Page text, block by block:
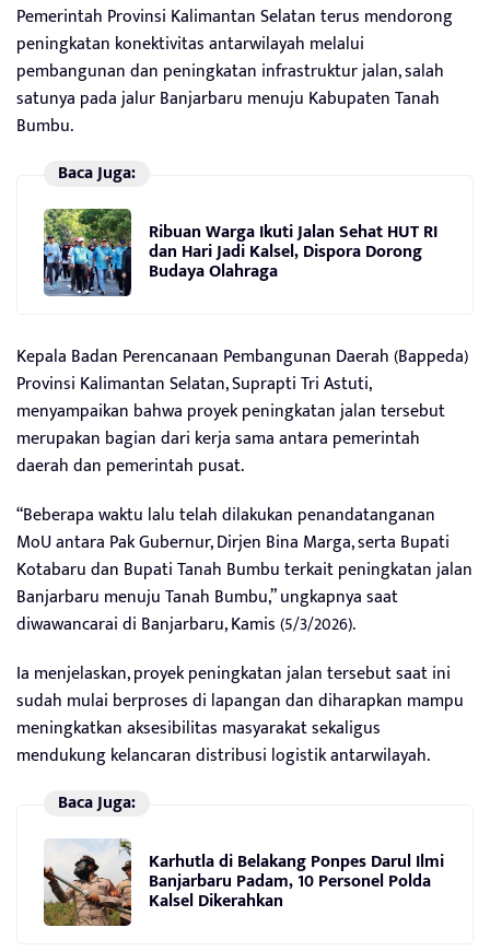
Pemerintah Provinsi Kalimantan Selatan terus mendorong
peningkatan konektivitas antarwilayah melalui
pembangunan dan peningkatan infrastruktur jalan, salah
satunya pada jalur Banjarbaru menuju Kabupaten Tanah
Bumbu.
Baca Juga:
Ribuan Warga Ikuti Jalan Sehat HUT RI
dan Hari Jadi Kalsel, Dispora Dorong
Budaya Olahraga
Kepala Badan Perencanaan Pembangunan Daerah (Bappeda)
Provinsi Kalimantan Selatan, Suprapti Tri Astuti,
menyampaikan bahwa proyek peningkatan jalan tersebut
merupakan bagian dari kerja sama antara pemerintah
daerah dan pemerintah pusat.
“Beberapa waktu lalu telah dilakukan penandatanganan
MoU antara Pak Gubernur, Dirjen Bina Marga, serta Bupati
Kotabaru dan Bupati Tanah Bumbu terkait peningkatan jalan
Banjarbaru menuju Tanah Bumbu,” ungkapnya saat
diwawancarai di Banjarbaru, Kamis (5/3/2026).
Ia menjelaskan, proyek peningkatan jalan tersebut saat ini
sudah mulai berproses di lapangan dan diharapkan mampu
meningkatkan aksesibilitas masyarakat sekaligus
mendukung kelancaran distribusi logistik antarwilayah.
Baca Juga:
Karhutla di Belakang Ponpes Darul Ilmi
Banjarbaru Padam, 10 Personel Polda
Kalsel Dikerahkan